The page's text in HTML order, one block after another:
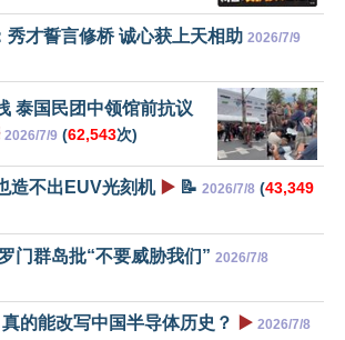
秀才誓言修桥 诚心获上天相助 2026/7/9
泰国民团中领馆前抗议
2026/7/9 (62,543次)
造不出EUV光刻机 ▶️ 📝 2026/7/8 (43,349
门群岛批“不要威胁我们” 2026/7/8
的能改写中国半导体历史？ ▶️ 2026/7/8